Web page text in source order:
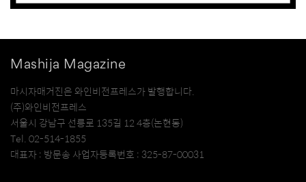
Mashija Magazine
마시자매거진은 와인비전프레스가 발행합니다.
(주)와인비전프레스
서울시 강남구 선릉로 135길 12 4층(논현동)
Tel. 02-514-1855
대표자 : 방문송 사업자등록번호 : 325-87-00031